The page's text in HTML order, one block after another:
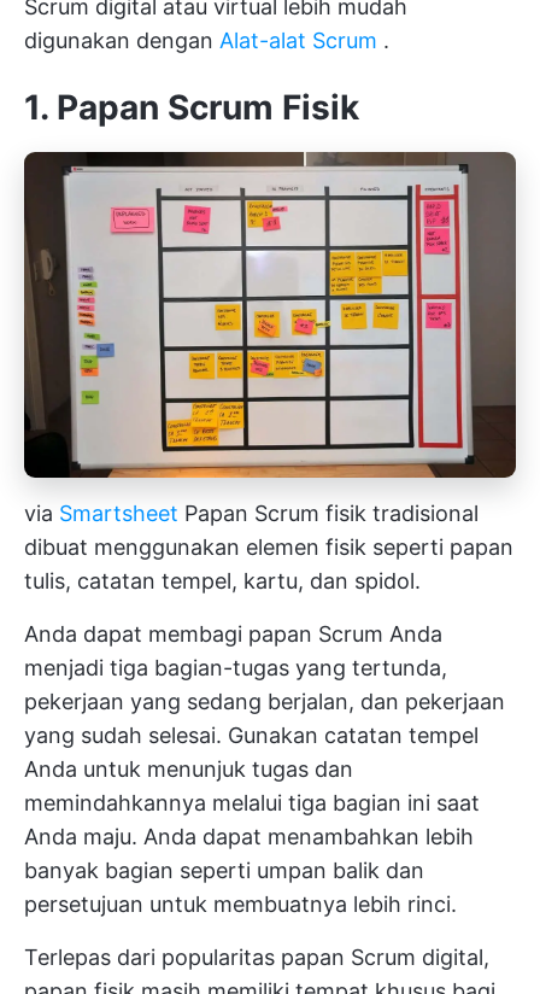
Scrum digital atau virtual lebih mudah
digunakan dengan Alat-alat Scrum .
1. Papan Scrum Fisik
via Smartsheet Papan Scrum fisik tradisional
dibuat menggunakan elemen fisik seperti papan
tulis, catatan tempel, kartu, dan spidol.
Anda dapat membagi papan Scrum Anda
menjadi tiga bagian-tugas yang tertunda,
pekerjaan yang sedang berjalan, dan pekerjaan
yang sudah selesai. Gunakan catatan tempel
Anda untuk menunjuk tugas dan
memindahkannya melalui tiga bagian ini saat
Anda maju. Anda dapat menambahkan lebih
banyak bagian seperti umpan balik dan
persetujuan untuk membuatnya lebih rinci.
Terlepas dari popularitas papan Scrum digital,